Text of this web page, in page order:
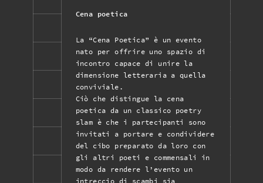
Cena poetica
La “Cena Poetica” è un evento
nato per offrire uno spazio di
incontro capace di unire la
dimensione letteraria a quella
conviviale.
Ciò che distingue la cena
poetica da un classico poetry
slam è che i partecipanti sono
invitati a portare e condividere
del cibo preparato da loro con
gli altri poeti e commensali in
modo da rendere l’evento un
intreccio di scambi sia